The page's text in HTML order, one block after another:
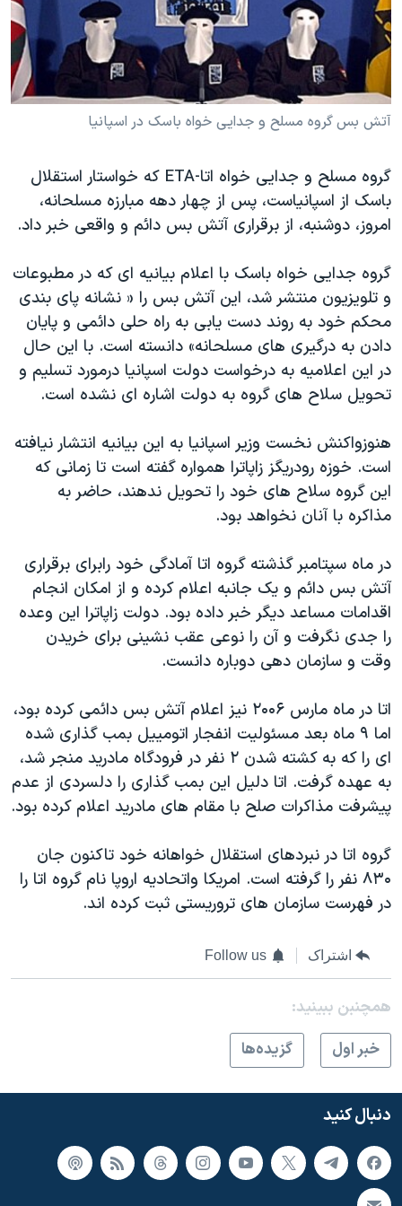
فرهنگ و زندگی
حقوق شهروندی
اقتصادی
علم و فناوری
گالری عکس
آرشیو پخش زنده
انتخابات ریاست جمهوری آمریکا ۲۰۲۴
حمله جمهوری اسلامی به اسرائیل
رمز مهسا
اعتراضات زن، زندگی، آزادی
مجموعه مستندهای دادخواهی
دادگاه حمید نوری
چهل سال گروگان‌گیری
قانون شفافیت دارائی کادر رهبری ایران
اعتراضات مردمی آبان ۹۸
اسرائیل در جنگ
نرگس محمدی برنده جایزه نوبل صلح
همایش محافظه‌کاران آمریکا «سی‌پک»
صفحه‌های ویژه
دنبال کنید
زبانهای مختلف
آتش بس گروه مسلح و جدایی خواه باسک در اسپانیا
گروه مسلح و جدایی خواه اتا-ETA که خواستار استقلال
باسک از اسپانیاست، پس از چهار دهه مبارزه مسلحانه،
امروز، دوشنبه، از برقراری آتش بس دائم و واقعی خبر داد.
گروه جدایی خواه باسک با اعلام بیانیه ای که در مطبوعات
و تلویزیون منتشر شد، این آتش بس را « نشانه پای بندی
محکم خود به روند دست یابی به راه حلی دائمی و پایان
دادن به درگیری های مسلحانه» دانسته است. با این حال
در این اعلامیه به درخواست دولت اسپانیا درمورد تسلیم و
تحویل سلاح های گروه به دولت اشاره ای نشده است.
هنوزواکنش نخست وزیر اسپانیا به این بیانیه انتشار نیافته
است. خوزه رودریگز زاپاترا همواره گفته است تا زمانی که
این گروه سلاح های خود را تحویل ندهند، حاضر به
مذاکره با آنان نخواهد بود.
در ماه سپتامبر گذشته گروه اتا آمادگی خود رابرای برقراری
آتش بس دائم و یک جانبه اعلام کرده و از امکان انجام
اقدامات مساعد دیگر خبر داده بود. دولت زاپاترا این وعده
را جدی نگرفت و آن را نوعی عقب نشینی برای خریدن
وقت و سازمان دهی دوباره دانست.
اتا در ماه مارس ۲۰۰۶ نیز اعلام آتش بس دائمی کرده بود،
اما ۹ ماه بعد مسئولیت انفجار اتومییل بمب گذاری شده
ای را که به کشته شدن ۲ نفر در فرودگاه مادرید منجر شد،
به عهده گرفت. اتا دلیل این بمب گذاری را دلسردی از عدم
پیشرفت مذاکرات صلح با مقام های مادرید اعلام کرده بود.
گروه اتا در نبردهای استقلال خواهانه خود تاکنون جان
۸۳۰ نفر را گرفته است. امریکا واتحادیه اروپا نام گروه اتا را
در فهرست سازمان های تروریستی ثبت کرده اند.
اشتراک Follow us
همچنبن ببینید:
خبر اول
گزيده‌ها
دنبال کنید